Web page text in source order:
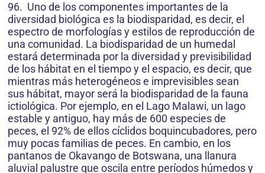
96. Uno de los componentes importantes de la
diversidad biológica es la biodisparidad, es decir, el
espectro de morfologías y estilos de reproducción de
una comunidad. La biodisparidad de un humedal
estará determinada por la diversidad y previsibilidad
de los hábitat en el tiempo y el espacio, es decir, que
mientras más heterogéneos e imprevisibles sean
sus hábitat, mayor será la biodisparidad de la fauna
ictiológica. Por ejemplo, en el Lago Malawi, un lago
estable y antiguo, hay más de 600 especies de
peces, el 92% de ellos cíclidos boquincubadores, pero
muy pocas familias de peces. En cambio, en los
pantanos de Okavango de Botswana, una llanura
aluvial palustre que oscila entre períodos húmedos y